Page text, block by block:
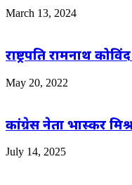
March 13, 2024
राष्ट्रपति रामनाथ
May 20, 2022
कांग्रेस नेता भास्कर
July 14, 2025